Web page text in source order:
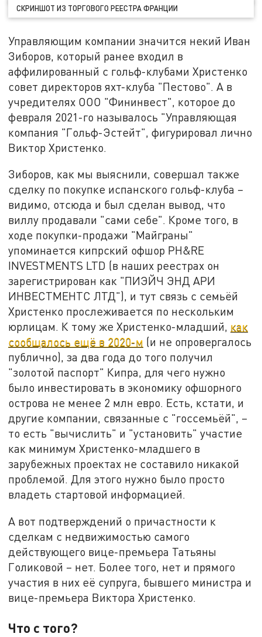
СКРИНШОТ ИЗ ТОРГОВОГО РЕЕСТРА ФРАНЦИИ
Управляющим компании значится некий Иван
Зиборов, который ранее входил в
аффилированный с гольф-клубами Христенко
совет директоров яхт-клуба "Пестово". А в
учредителях ООО "Фининвест", которое до
февраля 2021-го называлось "Управляющая
компания "Гольф-Эстейт", фигурировал лично
Виктор Христенко.
Зиборов, как мы выяснили, совершал также
сделку по покупке испанского гольф-клуба –
видимо, отсюда и был сделан вывод, что
виллу продавали "сами себе". Кроме того, в
ходе покупки-продажи "Майграны"
упоминается кипрский офшор PH&RE
INVESTMENTS LTD (в наших реестрах он
зарегистрирован как "ПИЭЙЧ ЭНД АРИ
ИНВЕСТМЕНТС ЛТД"), и тут связь с семьёй
Христенко прослеживается по нескольким
юрлицам. К тому же Христенко-младший, как
сообщалось ещё в 2020-м (и не опровергалось
публично), за два года до того получил
"золотой паспорт" Кипра, для чего нужно
было инвестировать в экономику офшорного
острова не менее 2 млн евро. Есть, кстати, и
другие компании, связанные с "госсемьёй", –
то есть "вычислить" и "установить" участие
как минимум Христенко-младшего в
зарубежных проектах не составило никакой
проблемой. Для этого нужно было просто
владеть стартовой информацией.
А вот подтверждений о причастности к
сделкам с недвижимостью самого
действующего вице-премьера Татьяны
Голиковой – нет. Более того, нет и прямого
участия в них её супруга, бывшего министра и
вице-премьера Виктора Христенко.
Что с того?